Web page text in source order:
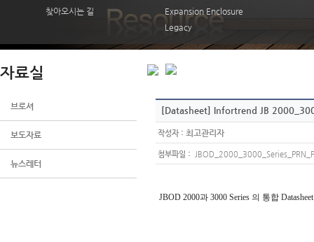
찾아오시는 길
Expansion Enclosure
Legacy
자료실
브로셔
보도자료
뉴스레터
[Datasheet] Infortrend JB
작성자: 최고관리자
첨부파일 :
JBOD 2000과 3000 Series 의 통합